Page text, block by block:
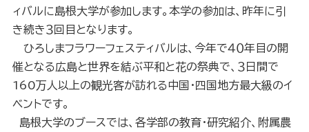
ィバルに島根大学が参加します。本学の参加は、昨年に引
き続き３回目となります。
ひろしまフラワーフェスティバルは、今年で４０年目の開
催となる広島と世界を結ぶ平和と花の祭典で、３日間で
160万人 以上の観光客が訪れる中国・四国地方最大級のイ
ベントです。
島根大学のブースでは、各学部の教育・研究紹介、附属農